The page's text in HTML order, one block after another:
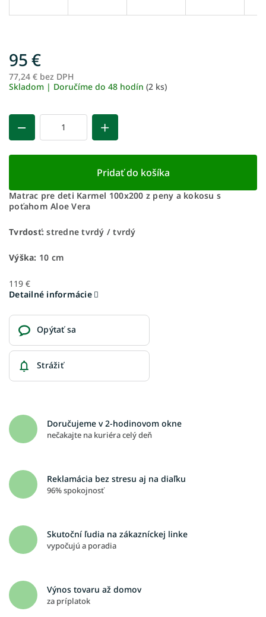
95 €
77,24 € bez DPH
Skladom | Doručíme do 48 hodín (2 ks)
Pridať do košíka
Matrac pre deti Karmel 100x200 z peny a kokosu s
poťahom Aloe Vera
Tvrdosť: stredne tvrdý / tvrdý
Výška: 10 cm
119 €
Detailné informácie
Opýtať sa
Strážiť
Doručujeme v 2-hodinovom okne
nečakajte na kuriéra celý deň
Reklamácia bez stresu aj na diaľku
96% spokojnosť
Skutoční ľudia na zákazníckej linke
vypočujú a poradia
Výnos tovaru až domov
za príplatok